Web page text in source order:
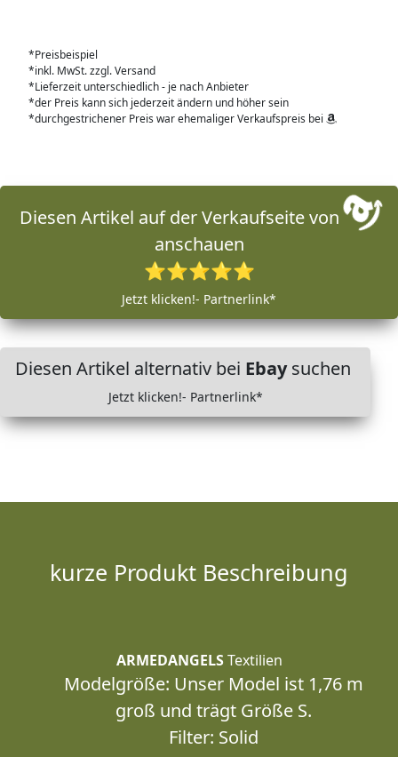
*Preisbeispiel
*inkl. MwSt. zzgl. Versand
*Lieferzeit unterschiedlich - je nach Anbieter
*der Preis kann sich jederzeit ändern und höher sein
*durchgestrichener Preis war ehemaliger Verkaufspreis bei
Diesen Artikel auf der Verkaufseite von
anschauen
⭐⭐⭐⭐⭐
Jetzt klicken!- Partnerlink*
Diesen Artikel alternativ bei Ebaysuchen
Jetzt klicken!- Partnerlink*
kurze Produkt Beschreibung
ARMEDANGELSTextilien
Modelgröße: Unser Model ist 1,76 m
groß und trägt Größe S.
Filter: Solid